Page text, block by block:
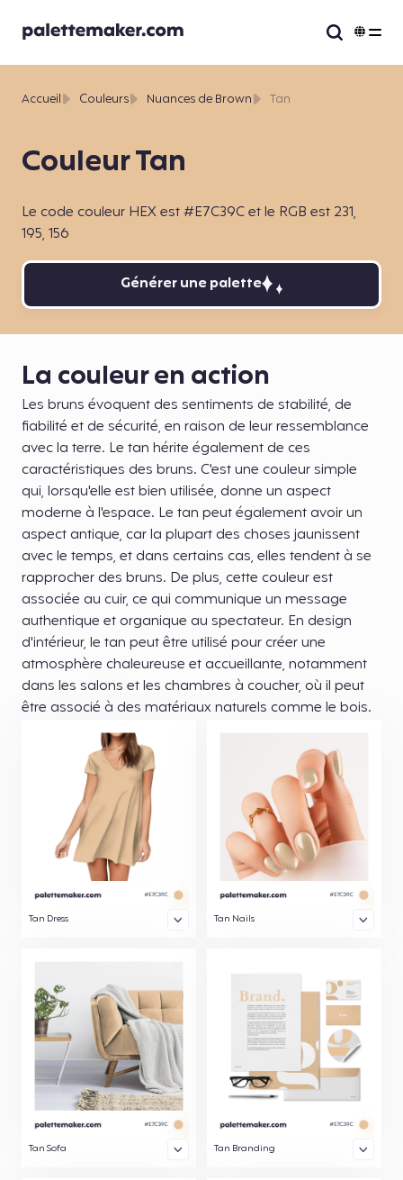
Couleur Tan
Le code couleur HEX est #E7C39C et le RGB est 231,
195, 156
Accueil Couleurs Nuances de Brown Tan
Générer une palette
La couleur en action
Les bruns évoquent des sentiments de stabilité, de
fiabilité et de sécurité, en raison de leur ressemblance
avec la terre. Le tan hérite également de ces
caractéristiques des bruns. C'est une couleur simple
qui, lorsqu'elle est bien utilisée, donne un aspect
moderne à l'espace. Le tan peut également avoir un
aspect antique, car la plupart des choses jaunissent
avec le temps, et dans certains cas, elles tendent à se
rapprocher des bruns. De plus, cette couleur est
associée au cuir, ce qui communique un message
authentique et organique au spectateur. En design
d'intérieur, le tan peut être utilisé pour créer une
atmosphère chaleureuse et accueillante, notamment
dans les salons et les chambres à coucher, où il peut
être associé à des matériaux naturels comme le bois.
Tan Dress Tan Nails
Tan Sofa Tan Branding